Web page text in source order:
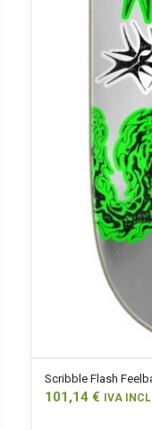
Scribble Flash
101,14 € IVA